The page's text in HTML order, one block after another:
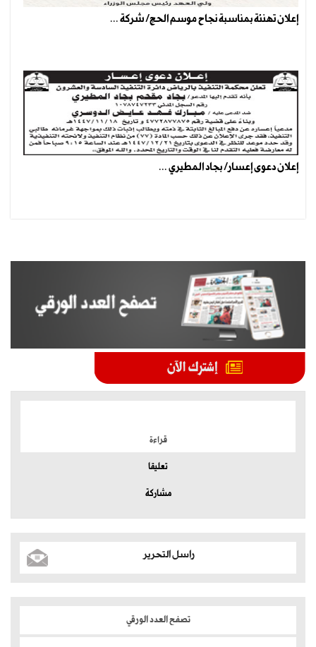
إعلان تهنئة بمناسبة نجاح موسم الحج/ شركة ...
إعلان دعوى إعسار/ بجاد المطيري ...
قراءة
تعليقا
مشاركة
راسل التحرير
تصفح العدد الورقي